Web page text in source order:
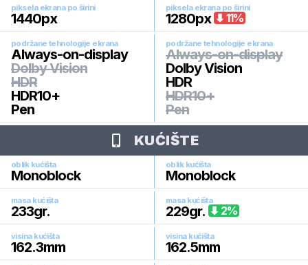
piksela ekrana po širini
1440px
piksela ekrana po širini
1280px 11%
podržane tehnologije ekrana
Always-on-display
Dolby Vision
HDR
HDR10+
Pen
podržane tehnologije ekrana
Always-on-display
Dolby Vision
HDR
HDR10+
Pen
KUĆIŠTE
oblik kućišta
Monoblock
oblik kućišta
Monoblock
masa kućišta
233gr.
masa kućišta
229gr. 2%
visina kućišta
162.3mm
visina kućišta
162.5mm